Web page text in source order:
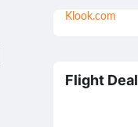
Klook.com
Flight Deal